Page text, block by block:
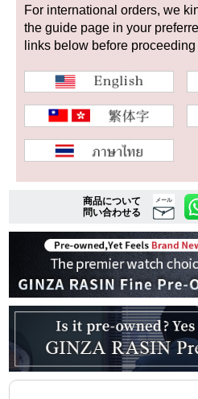
中古品
複数条件で商品
ご利用ガ
GINZA RASINのプレミアムクオ
送料・お支払方法
ショッピングローンの流れ
よくある質問
For international orders, we
the guide page in your
links below before
商品について
問い合わせる
メール